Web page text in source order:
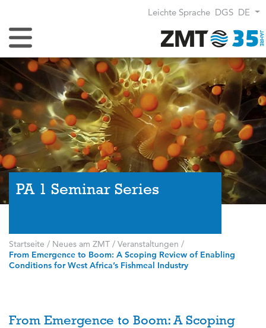
Leichte Sprache DGS DE
Navigation umschalten
PA 1 Seminar Series
Startseite / Neues am ZMT / Veranstaltungen /
From Emergence to Boom: A Scoping Review of Enabling
Conditions for West Africa’s Fishmeal Industry
From Emergence to Boom: A Scoping